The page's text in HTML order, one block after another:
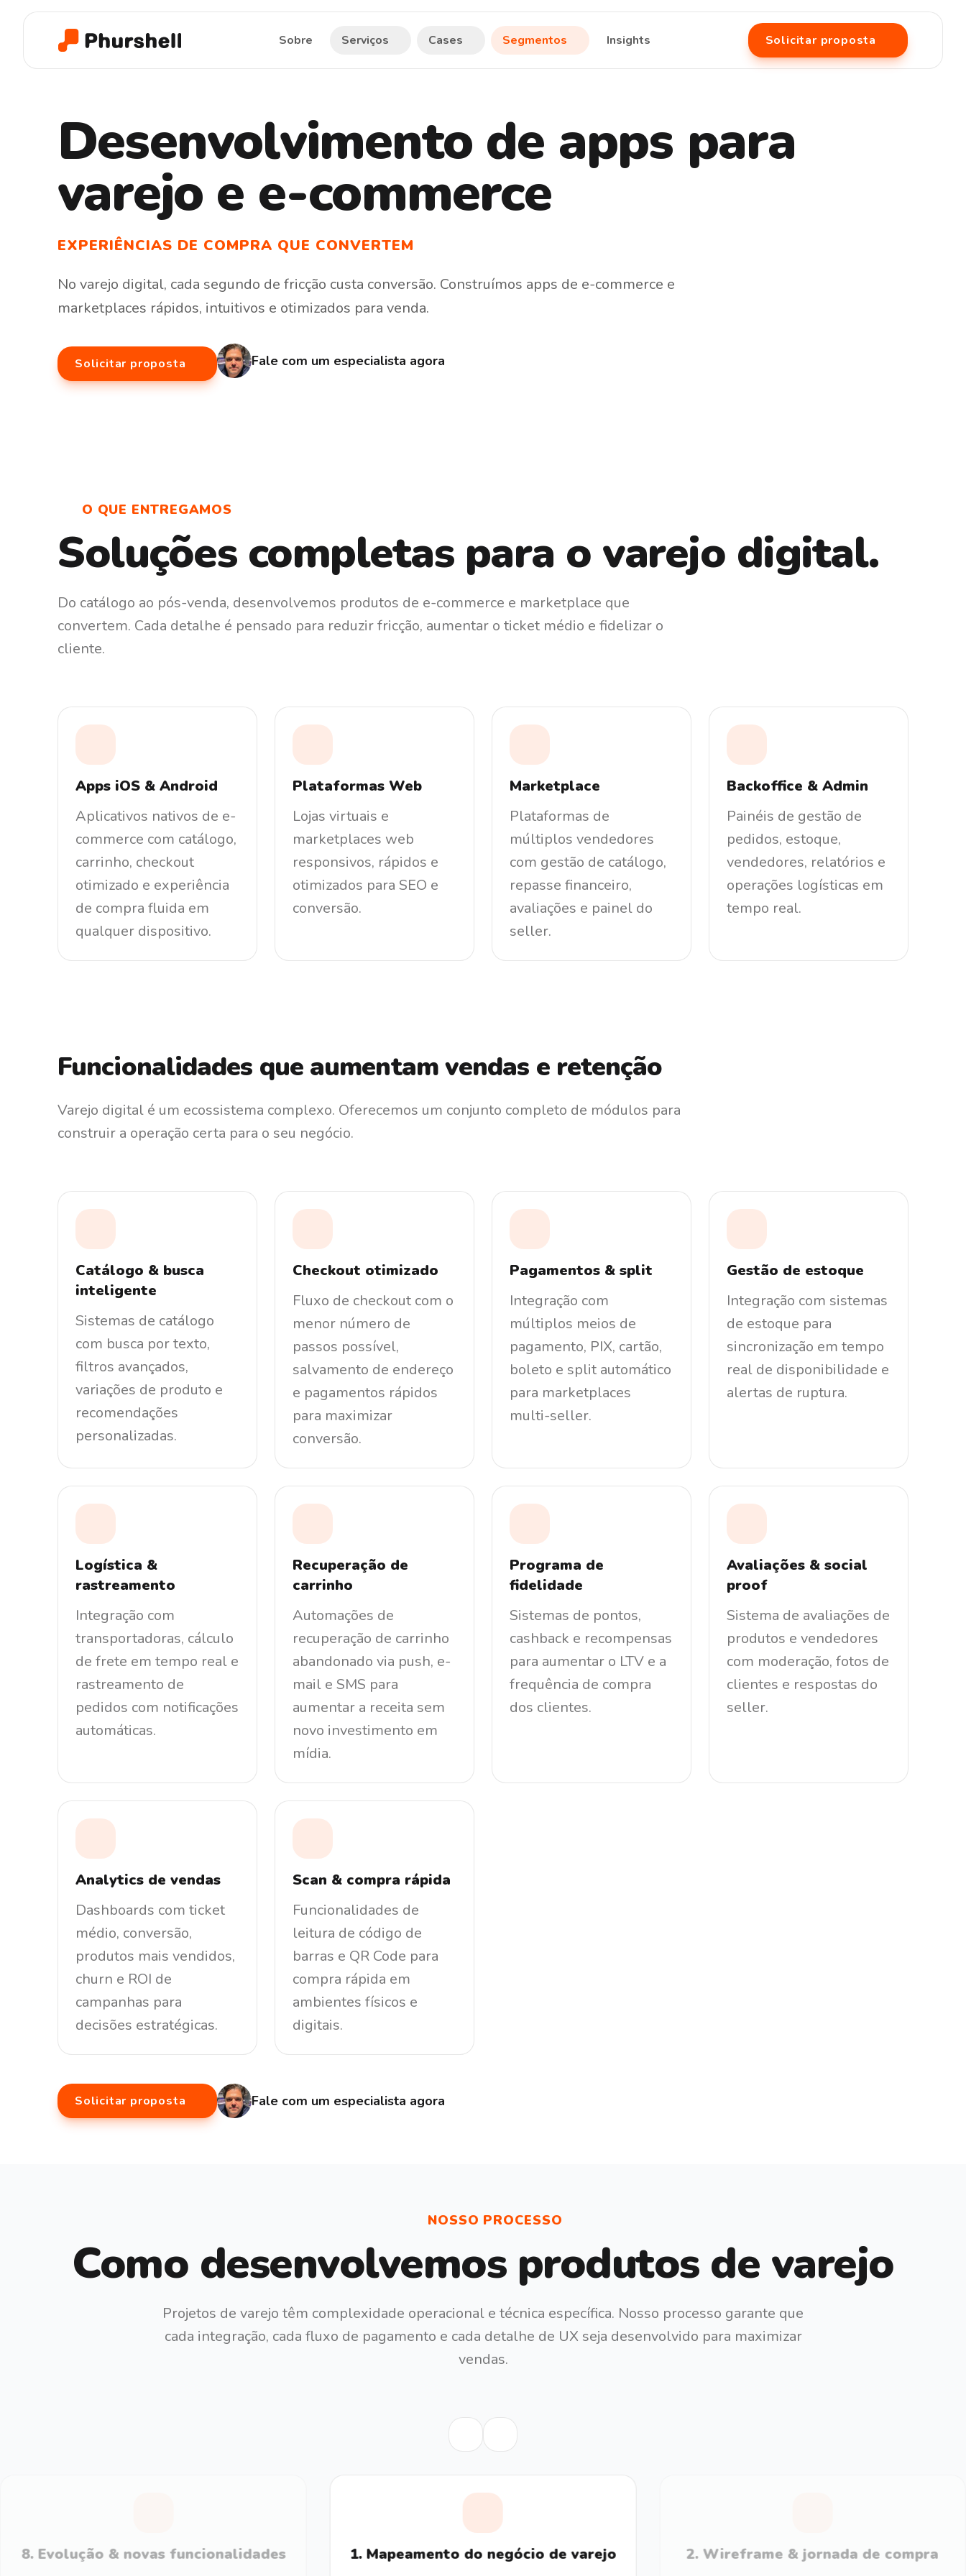
Sobre Serviços Cases Segmentos Insights Solicitar proposta
Desenvolvimento de apps para
varejo e e-commerce
EXPERIÊNCIAS DE COMPRA QUE CONVERTEM
No varejo digital, cada segundo de fricção custa conversão. Construímos apps de e-commerce e
marketplaces rápidos, intuitivos e otimizados para venda.
Solicitar proposta Fale com um especialista agora
Varejo digital abrange toda a tecnologia que
conecta produtos a compradoresno
marketplaces, apps de compra,
programas de fidelidadee integrações com
ERP e logística — do catálogo ao pós-venda.
O QUE ENTREGAMOS
Soluções completas para o varejo digital.
Do catálogo ao pós-venda, desenvolvemos produtos de e-commerce e marketplace que
convertem. Cada detalhe é pensado para reduzir fricção, aumentar o ticket médio e fidelizar o
cliente.
Apps iOS & Android
Aplicativos nativos de e-
commerce com catálogo,
carrinho, checkout
otimizado e experiência
de compra fluida em
qualquer dispositivo.
Plataformas Web
Lojas virtuais e
marketplaces web
responsivos, rápidos e
otimizados para SEO e
conversão.
Marketplace
Plataformas de
múltiplos vendedores
com gestão de catálogo,
repasse financeiro,
avaliações e painel do
seller.
Backoffice & Admin
Painéis de gestão de
pedidos, estoque,
vendedores, relatórios e
operações logísticas em
tempo real.
Funcionalidades que aumentam vendas e retenção
Varejo digital é um ecossistema complexo. Oferecemos um conjunto completo de módulos para
construir a operação certa para o seu negócio.
Catálogo & busca
inteligente
Sistemas de catálogo
com busca por texto,
filtros avançados,
variações de produto e
recomendações
personalizadas.
Checkout otimizado
Fluxo de checkout com o
menor número de
passos possível,
salvamento de endereço
e pagamentos rápidos
para maximizar
conversão.
Pagamentos & split
Integração com
múltiplos meios de
pagamento, PIX, cartão,
boleto e split automático
para marketplaces
multi-seller.
Gestão de estoque
Integração com sistemas
de estoque para
sincronização em tempo
real de disponibilidade e
alertas de ruptura.
Logística &
rastreamento
Integração com
transportadoras, cálculo
de frete em tempo real e
rastreamento de
pedidos com notificações
automáticas.
Recuperação de
carrinho
Automações de
recuperação de carrinho
abandonado via push, e-
mail e SMS para
aumentar a receita sem
novo investimento em
mídia.
Programa de
fidelidade
Sistemas de pontos,
cashback e recompensas
para aumentar o LTV e a
frequência de compra
dos clientes.
Avaliações & social
proof
Sistema de avaliações de
produtos e vendedores
com moderação, fotos de
clientes e respostas do
seller.
Analytics de vendas
Dashboards com ticket
médio, conversão,
produtos mais vendidos,
churn e ROI de
campanhas para
decisões estratégicas.
Scan & compra rápida
Funcionalidades de
leitura de código de
barras e QR Code para
compra rápida em
ambientes físicos e
digitais.
Solicitar proposta Fale com um especialista agora
NOSSO PROCESSO
Como desenvolvemos produtos de varejo
Projetos de varejo têm complexidade operacional e técnica específica. Nosso processo garante que
cada integração, cada fluxo de pagamento e cada detalhe de UX seja desenvolvido para maximizar
vendas.
8. Evolução & novas funcionalidades
1. Mapeamento do negócio de varejo
2.Wireframe & jornada de compra